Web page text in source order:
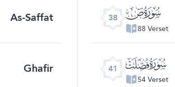
As-Saffat 38 ﯓ
88 Verset
Ghafir 41 ﯖ
54 Verset